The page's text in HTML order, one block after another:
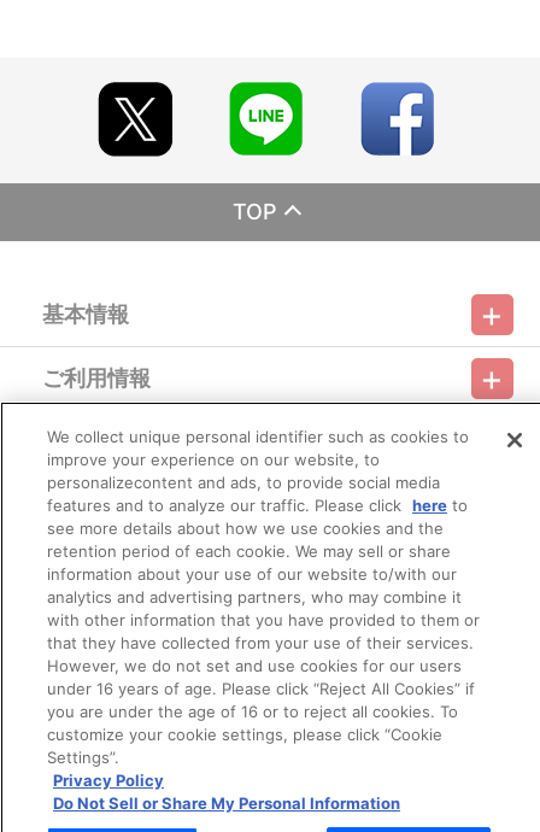
なります。
※メール受信設定を行っているお客様につきましては、必ず
[@bnfw.co.jp]のドメイン指定受信の設定をお願いいたします。
(受信許可の設定を行わないとメールが「迷惑メールフォル
ダ」に入る場合や届かない場合がございます。)
※決済方法「カード決済」を選択時は、2026年3月2日（月）
お支払期日までに、購入・決済手続きが行われなかった場合
いかなる理由でも、決済期間の延長は対応出来かねます。
なお、2026年2月21日（土）以降につきましては、ご注文日
翌日以降は、以下の手順でもご確認いただけます。
（２）「マイページ」の「ご注文履歴」を開きます。
（３）対象のご注文番号をクリック。
（４）「配送情報」内「決済方法」の「お支払い手続きはこ
ちら」から確認します。
※決済方法「WEB・スマホ決済」を選択時は、即時決済処理を
実施いたします。
注文受付後の決済方法変更はできませんので、あらかじめご
了承ください。
※お客様都合による決済後のキャンセルは出来かねます。
※以下のご注文は、キャンセルさせていただく場合がございま
（１）転売、再販売または営利目的の恐れがある注文と判
断した場合
（２）購入上限のある商品を個人またはグループが繰り返
し注文した場合
（３）過去に複数の購入履歴がある個人またはグループが
注文した場合
（４）商品の送付先が物流倉庫、転送センターなどの場合
TOP
基本情報
利用規約 特定商取引法に基づく表示
プライバシーオプション 会社概要
ご利用情報
ご利用ガイド サイトマップ 推奨環境
Do Not Sell or Share My Personal Information
会員メニュー
ログイン 会員規約 新規会員登録
その他のご案内
バンダイナムコフィルムワークス
© Bandai Namco Filmworks Inc. All Rights Reserved.
We collect unique personal identifier such as cookies to
improve your experience on our website, to
personalizecontent and ads, to provide social media
features and to analyze our traffic. Please click hereto
see more details about how we use cookies and the
retention period of each cookie. We may sell or share
information about your use of our website to/with our
analytics and advertising partners, who may combine it
with other information that you have provided to them or
that they have collected from your use of their services.
However, we do not set and use cookies for our users
under 16 years of age. Please click “Reject All Cookies” if
you are under the age of 16 or to reject all cookies. To
customize your cookie settings, please click “Cookie
Settings”.
Privacy Policy
Do Not Sell or Share My Personal Information